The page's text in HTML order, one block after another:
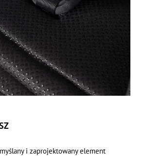
i zaprojektowany element